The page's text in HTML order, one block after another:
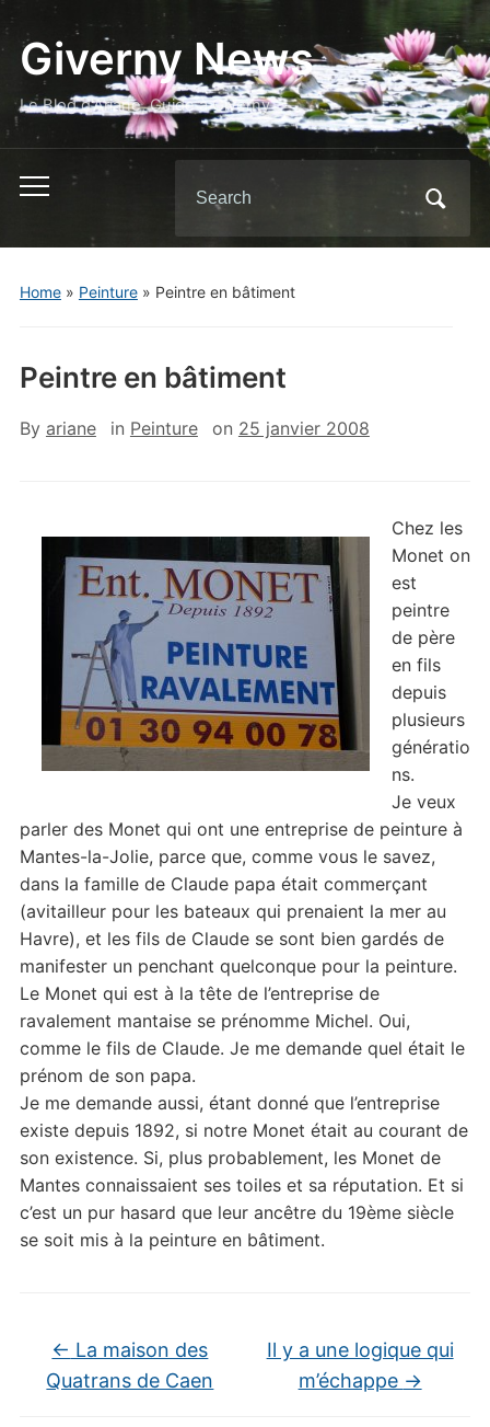
Giverny News
Le Blog d'Ariane, Guide à Giverny
Toggle
menu
for:
Home» Peinture» Peintre en bâtiment
Peintre en bâtiment
By ariane in Peinture on 25 janvier 2008
Chez les
Monet on
est
peintre
de père
en fils
depuis
plusieurs
génératio
ns.
Je veux
parler des Monet qui ont une entreprise de peinture à
Mantes-la-Jolie, parce que, comme vous le savez,
dans la famille de Claude papa était commerçant
(avitailleur pour les bateaux qui prenaient la mer au
Havre), et les fils de Claude se sont bien gardés de
manifester un penchant quelconque pour la peinture.
Le Monet qui est à la tête de l’entreprise de
ravalement mantaise se prénomme Michel. Oui,
comme le fils de Claude. Je me demande quel était le
prénom de son papa.
Je me demande aussi, étant donné que l’entreprise
existe depuis 1892, si notre Monet était au courant de
son existence. Si, plus probablement, les Monet de
Mantes connaissaient ses toiles et sa réputation. Et si
c’est un pur hasard que leur ancêtre du 19ème siècle
se soit mis à la peinture en bâtiment.
← La maison des
Quatrans de Caen
Il y a une logique qui
m’échappe →